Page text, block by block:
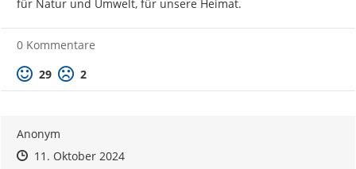
für Natur und Umwelt, für unsere Heimat.
0 Kommentare
Positive Bewertung
29 Negative Bewertung
2
Anonym
Zeitpunkt des Erstellens
Zeitpunkt des Erstellens
11. Oktober 2024Zur Äußerung